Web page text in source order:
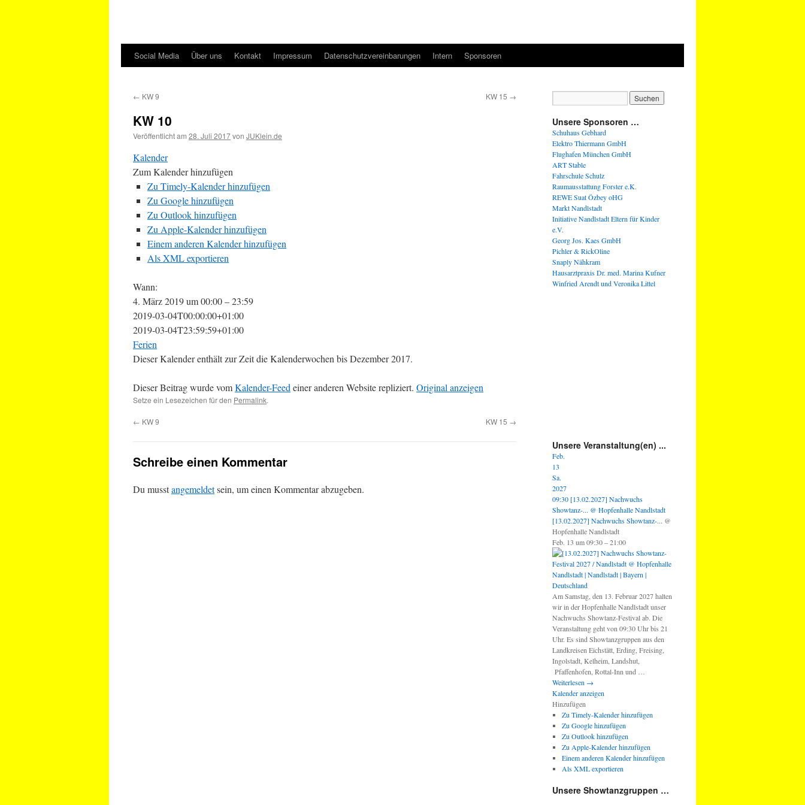
Social Media Über uns Kontakt Impressum Datenschutzvereinbarungen Intern Sponsoren
← KW 9 KW 15 →
KW 10
Veröffentlicht am 28. Juli 2017von JUKlein.de
Kalender
Zum Kalender hinzufügen
Zu Timely-Kalender hinzufügen
Zu Google hinzufügen
Zu Outlook hinzufügen
Zu Apple-Kalender hinzufügen
Einem anderen Kalender hinzufügen
Als XML exportieren
Wann:
4. März 2019 um 00:00 – 23:59
2019-03-04T00:00:00+01:00
2019-03-04T23:59:59+01:00
Ferien
Dieser Kalender enthält zur Zeit die Kalenderwochen bis Dezember 2017.
Dieser Beitrag wurde vomKalender-Feed einer anderen Website repliziert. Original anzeigen
Setze ein Lesezeichen für den Permalink.
← KW 9 KW 15 →
Schreibe einen Kommentar
Du musstangemeldetsein, um einen Kommentar abzugeben.
Unsere Sponsoren …
Schuhaus Gebhard
Elektro Thiermann GmbH
Flughafen München GmbH
ART Stable
Fahrschule Schulz
Raumausstattung Forster e.K.
REWE Suat Özbey oHG
Markt Nandlstadt
Initiative Nandlstadt Eltern für Kinder
e.V.
Georg Jos. Kaes GmbH
Pichler & RickOline
Snaply Nähkram
Hausarztpraxis Dr. med. Marina Kufner
Winfried Arendt und Veronika Littel
Unsere Veranstaltung(en) ...
Feb.
13
Sa.
2027
09:30 [13.02.2027] Nachwuchs
Showtanz-... @ Hopfenhalle Nandlstadt
[13.02.2027] Nachwuchs Showtanz-... @
Hopfenhalle Nandlstadt
Feb. 13 um 09:30 – 21:00
Am Samstag, den 13. Februar 2027 halten
wir in der Hopfenhalle Nandlstadt unser
Nachwuchs Showtanz-Festival ab. Die
Veranstaltung geht von 09:30 Uhr bis 21
Uhr. Es sind Showtanzgruppen aus den
Landkreisen Eichstätt, Erding, Freising,
Ingolstadt, Kelheim, Landshut,
Pfaffenhofen, Rottal-Inn und …
Weiterlesen →
Kalender anzeigen
Hinzufügen
Zu Timely-Kalender hinzufügen
Zu Google hinzufügen
Zu Outlook hinzufügen
Zu Apple-Kalender hinzufügen
Einem anderen Kalender hinzufügen
Als XML exportieren
Unsere Showtanzgruppen …